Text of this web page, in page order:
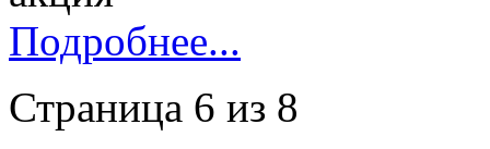
Подробнее...
Страница 6 из 8